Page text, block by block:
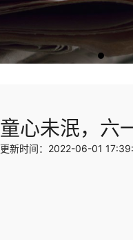
童心未泯，六
更新时间：2022-06-01